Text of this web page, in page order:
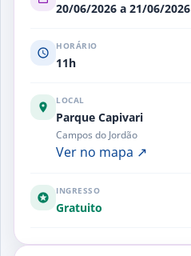
20/06/2026 a 21/06/2026
HORÁRIO
11h
LOCAL
Parque Capivari
Campos do Jordão
Ver no mapa ↗
INGRESSO
Gratuito